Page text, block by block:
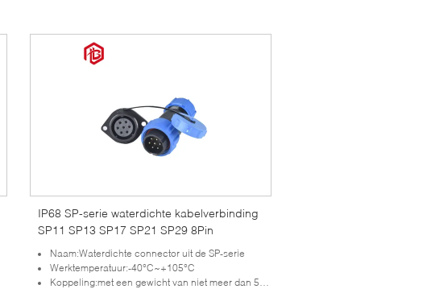
IP68 SP-serie waterdichte kabelverbinding
SP11 SP13 SP17 SP21 SP29 8Pin
Naam:Waterdichte connector uit de SP-serie
Werktemperatuur:-40°C~+105°C
Koppeling:met een gewicht van niet meer dan 50 kg